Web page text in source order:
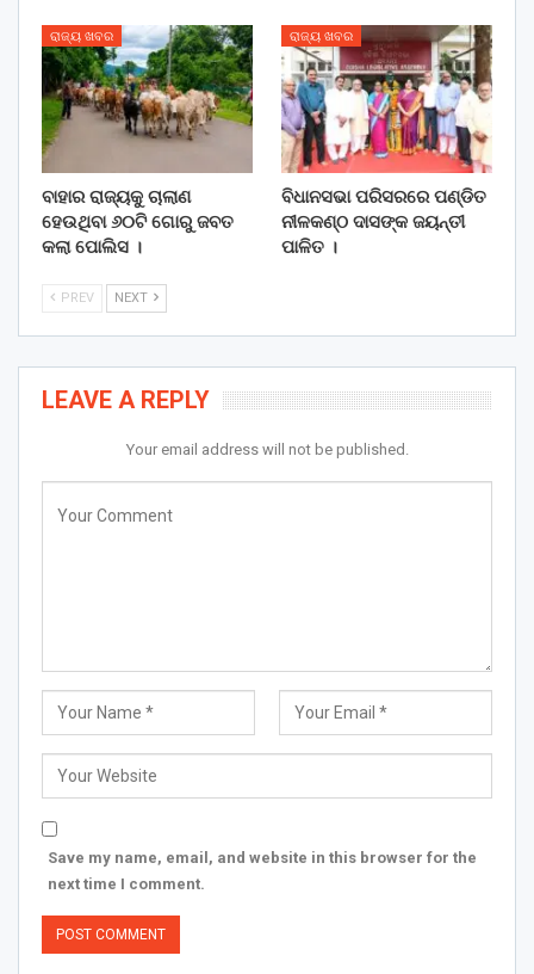
ରାଜ୍ୟ ଖବର
ବାହାର ରାଜ୍ୟକୁ ଚାଲାଣ
ହେଉଥିବା ୬୦ଟି ଗୋରୁ ଜବତ
କଲା ପୋଲିସ ।
ରାଜ୍ୟ ଖବର
ବିଧାନସଭା ପରିସରରେ ପଣ୍ଡିତ
ନୀଳକଣ୍ଠ ଦାସଙ୍କ ଜୟନ୍ତୀ
ପାଳିତ ।
PREV NEXT
LEAVE A REPLY
Your email address will not be published.
Save my name, email, and website in this browser for the
next time I comment.